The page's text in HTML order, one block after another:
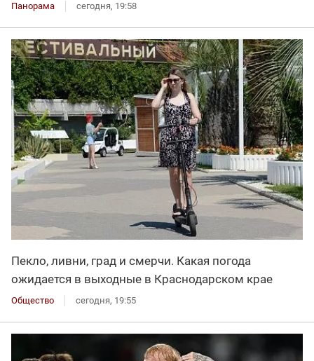
Панорама сегодня, 19:58
Пекло, ливни, град и смерчи. Какая погода
ожидается в выходные в Краснодарском крае
Общество сегодня, 19:55